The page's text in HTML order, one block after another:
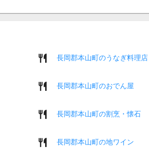
長岡郡本山町のうなぎ料理店
長岡郡本山町のおでん屋
長岡郡本山町の割烹・懐石
長岡郡本山町の地ワイン